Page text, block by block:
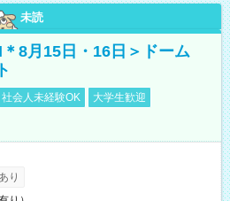
未読
8月15日・16日＞ドーム
社会人未経験OK
大学生歓迎
り